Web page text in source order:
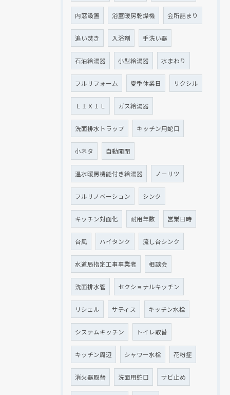
内窓設置 浴室暖房乾燥機 会所詰まり
追い焚き 入浴剤 手洗い器
石油給湯器 小型給湯器 水まわり
フルリフォーム 夏季休業日 リクシル
ＬＩＸＩＬ ガス給湯器
洗面排水トラップ キッチン用蛇口
小ネタ 自動開閉
温水暖房機能付き給湯器 ノーリツ
フルリノベーション シンク
キッチン対面化 耐用年数 営業日時
台風 ハイタンク 流し台シンク
水道局指定工事事業者 相談会
洗面排水管 セクショナルキッチン
リシェル サティス キッチン水栓
システムキッチン トイレ取替
キッチン周辺 シャワー水栓 花粉症
消火器取替 洗面用蛇口 サビ止め